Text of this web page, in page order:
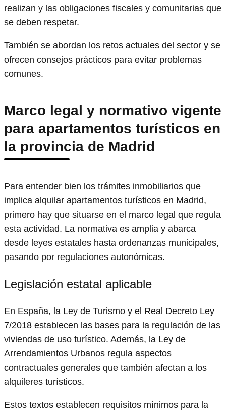
realizan y las obligaciones fiscales y comunitarias que
se deben respetar.
También se abordan los retos actuales del sector y se
ofrecen consejos prácticos para evitar problemas
comunes.
Marco legal y normativo vigente
para apartamentos turísticos en
la provincia de Madrid
Para entender bien los trámites inmobiliarios que
implica alquilar apartamentos turísticos en Madrid,
primero hay que situarse en el marco legal que regula
esta actividad. La normativa es amplia y abarca
desde leyes estatales hasta ordenanzas municipales,
pasando por regulaciones autonómicas.
Legislación estatal aplicable
En España, la Ley de Turismo y el Real Decreto Ley
7/2018 establecen las bases para la regulación de las
viviendas de uso turístico. Además, la Ley de
Arrendamientos Urbanos regula aspectos
contractuales generales que también afectan a los
alquileres turísticos.
Estos textos establecen requisitos mínimos para la